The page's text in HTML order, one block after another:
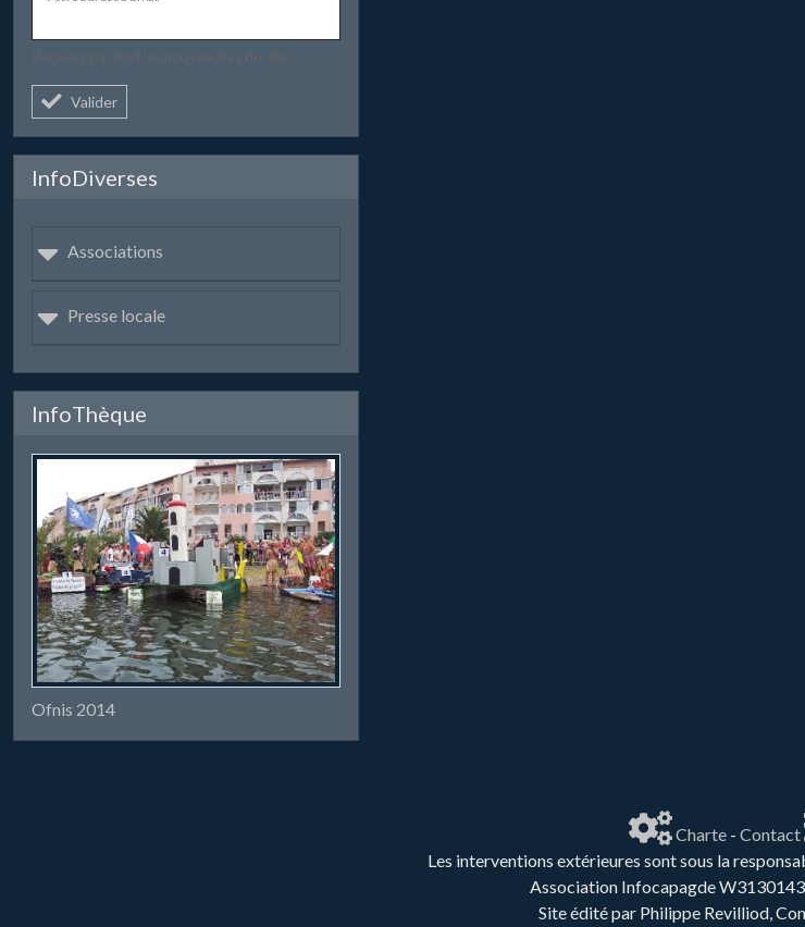
Valider
InfoDiverses
Associations
Presse locale
InfoThèque
Ofnis 2014
Charte- Contact
Les interventions extérieures sont sous la
Association Infocapagde
Site édité par Philippe Revilliod,